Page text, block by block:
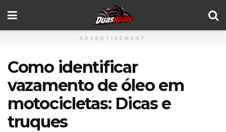
ADVERTISEMENT
Como identificar
vazamento de óleo em
motocicletas: Dicas e
truques